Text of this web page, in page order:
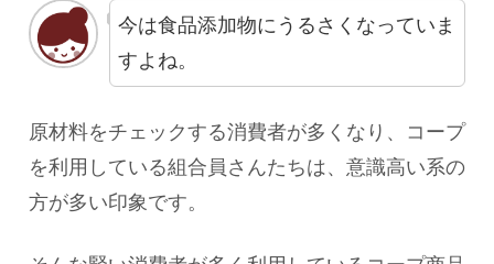
今は食品添加物にうるさくなっていま
すよね。
原材料をチェックする消費者が多くなり、コープ
を利用している組合員さんたちは、意識高い系の
方が多い印象です。